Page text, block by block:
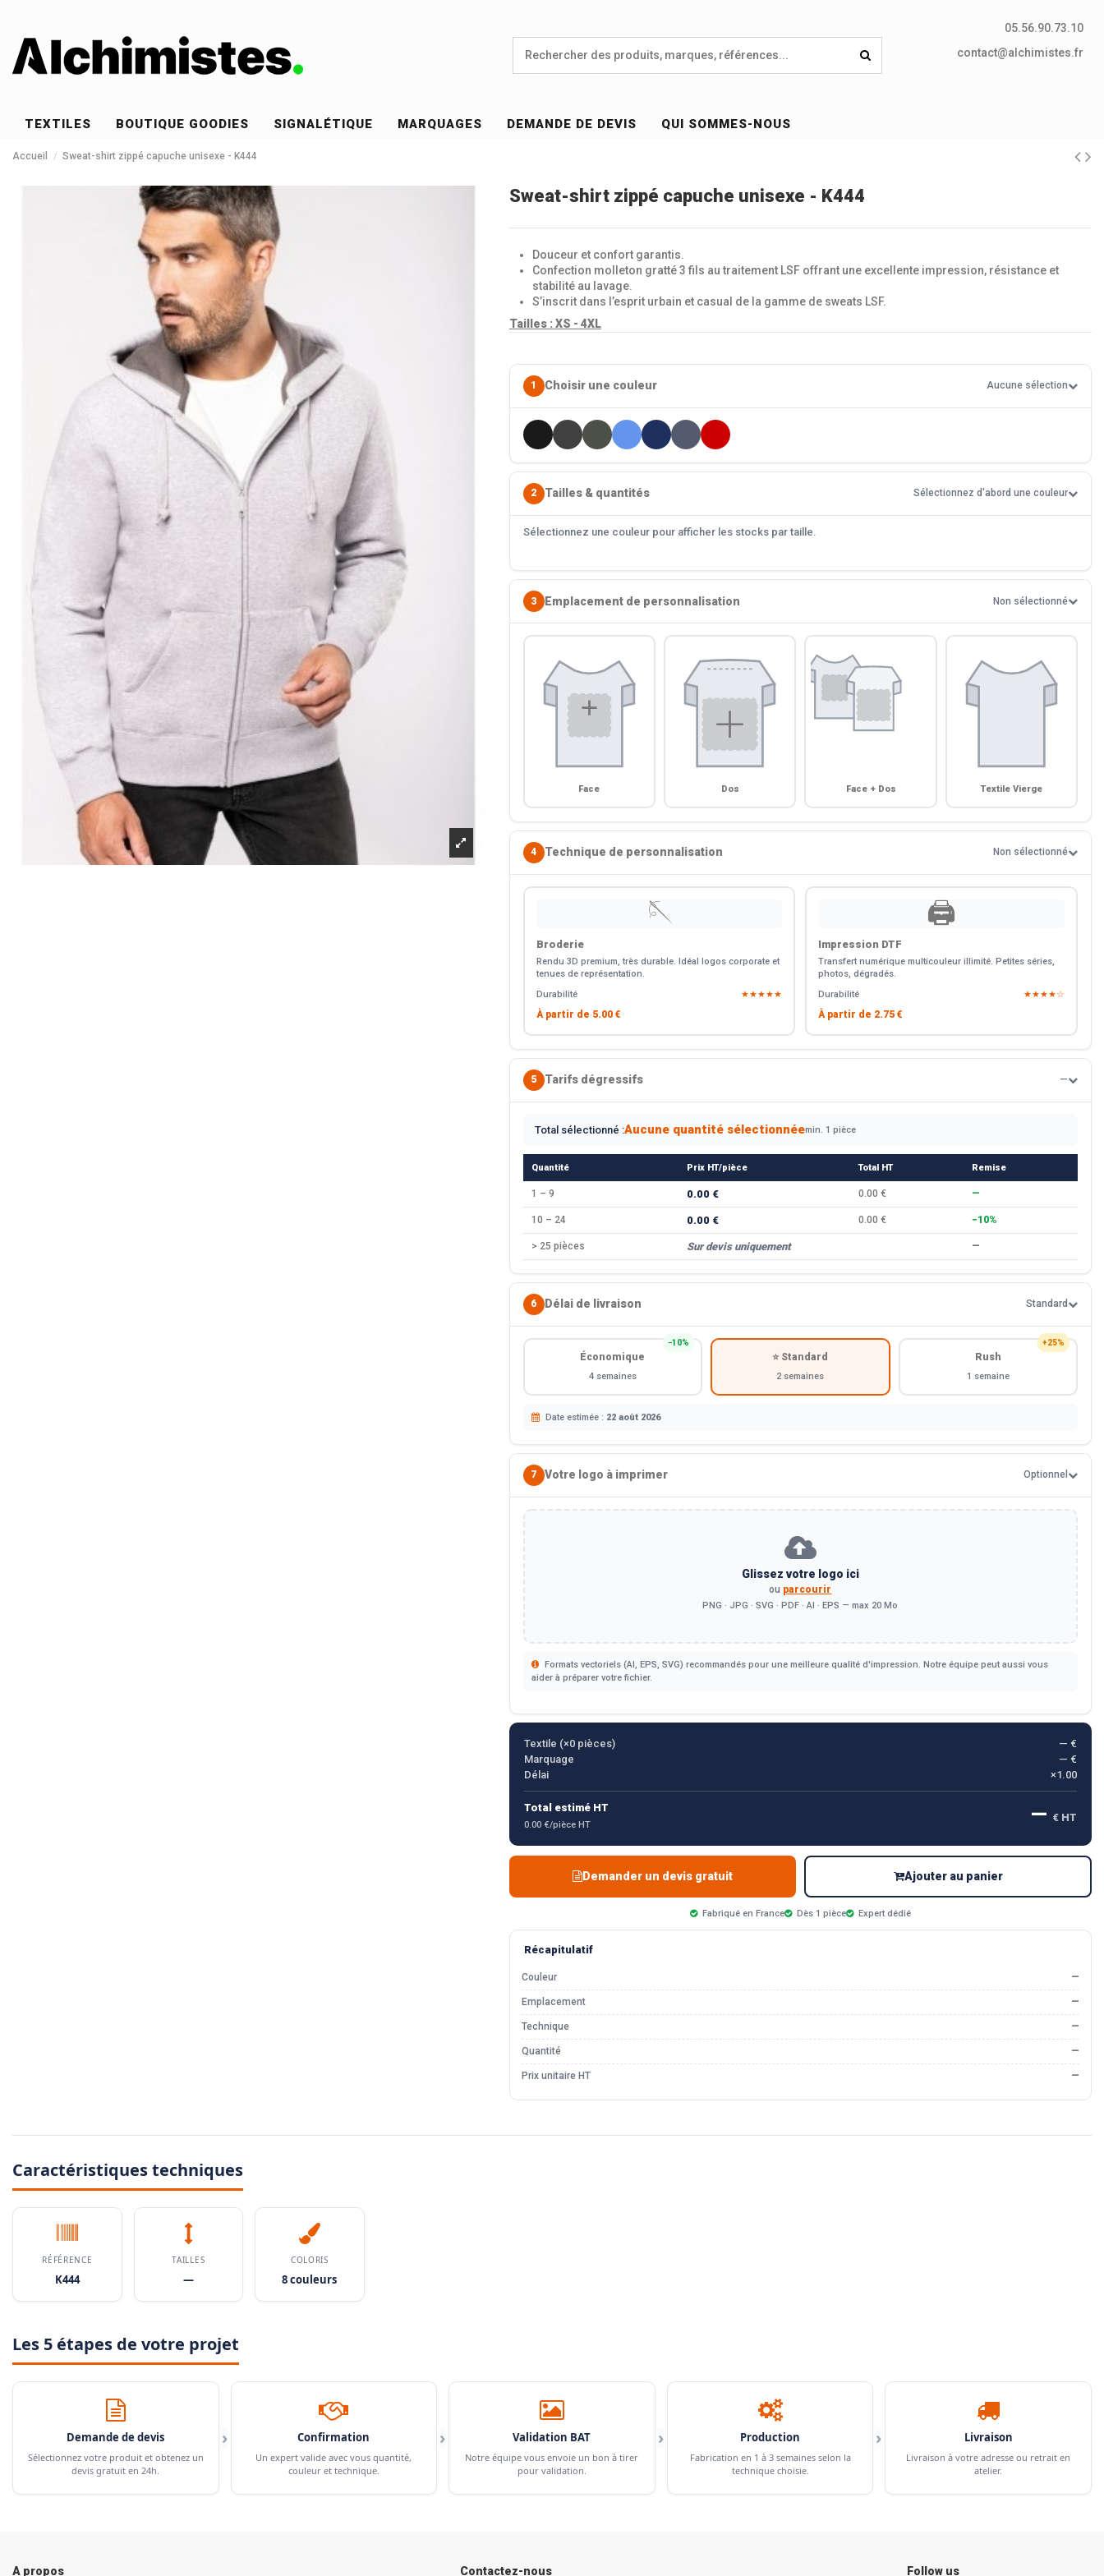
05.56.90.73.10
contact@alchimistes.fr
TEXTILES BOUTIQUE GOODIES SIGNALÉTIQUE MARQUAGES DEMANDE DE DEVIS QUI SOMMES-NOUS
Accueil Sweat-shirt zippé capuche unisexe - K444
Sweat-shirt zippé capuche unisexe - K444
Douceur et confort garantis.
Confection molleton gratté 3 fils au traitement LSF offrant une excellente impression, résistance et
stabilité au lavage.
S’inscrit dans l’esprit urbain et casual de la gamme de sweats LSF.
Tailles : XS - 4XL
1 Choisir une couleur Aucune sélection
2 Tailles & quantités Sélectionnez d'abord une couleur
Sélectionnez une couleur pour afficher les stocks par taille.
3 Emplacement de personnalisation Non sélectionné
Face Dos Face + Dos Textile Vierge
4 Technique de personnalisation Non sélectionné
🪡
Broderie
Rendu 3D premium, très durable. Idéal logos corporate et
tenues de représentation.
Durabilité
★★★★★
À partir de 5.00 €
🖨️
Impression DTF
Transfert numérique multicouleur illimité. Petites séries,
photos, dégradés.
Durabilité
★★★★☆
À partir de 2.75 €
5 Tarifs dégressifs —
Total sélectionné :Aucune quantité sélectionnéemin. 1 pièce
Quantité Prix HT/pièce Total HT Remise
1 – 9 0.00 € 0.00 € —
10 – 24 0.00 € 0.00 € −10%
> 25 pièces Sur devis uniquement —
6 Délai de livraison Standard
−10%
Économique
4 semaines
⭐ Standard
2 semaines
+25%
Rush
1 semaine
Date estimée : 22 août 2026
7 Votre logo à imprimer Optionnel
Glissez votre logo ici
ou parcourir
PNG · JPG · SVG · PDF · AI · EPS — max 20 Mo
Formats vectoriels (AI, EPS, SVG) recommandés pour une meilleure qualité d'impression. Notre équipe peut aussi vous
aider à préparer votre fichier.
Textile (×0pièces)
— €
Marquage
— €
Délai
×1.00
Total estimé HT
0.00 €/pièce HT — € HT
Demander un devis gratuit Ajouter au panier
Fabriqué en France Dès 1 pièce Expert dédié
Récapitulatif
Couleur —
Emplacement —
Technique —
Quantité —
Prix unitaire HT —
Caractéristiques techniques
RÉFÉRENCE
K444
TAILLES
—
COLORIS
8 couleurs
Les 5 étapes de votre projet
Demande de devis
Sélectionnez votre produit et obtenez un
devis gratuit en 24h.
› Confirmation
Un expert valide avec vous quantité,
couleur et technique.
› Validation BAT
Notre équipe vous envoie un bon à tirer
pour validation.
› Production
Fabrication en 1 à 3 semaines selon la
technique choisie.
› Livraison
Livraison à votre adresse ou retrait en
atelier.
A propos Contactez-nous Follow us